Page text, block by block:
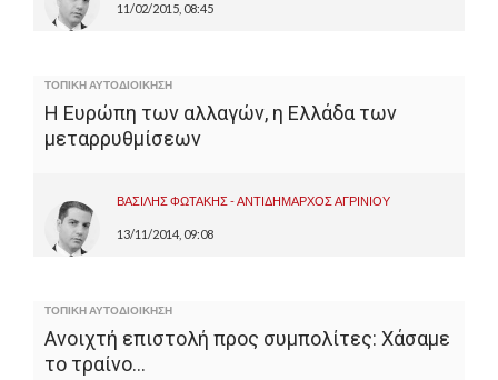
11/02/2015, 08:45
ΤΟΠΙΚΗ ΑΥΤΟΔΙΟΙΚΗΣΗ
Η Ευρώπη των αλλαγών, η Ελλάδα των
μεταρρυθμίσεων
ΒΑΣΙΛΗΣ ΦΩΤΑΚΗΣ - ΑΝΤΙΔΗΜΑΡΧΟΣ ΑΓΡΙΝΙΟΥ
13/11/2014, 09:08
ΤΟΠΙΚΗ ΑΥΤΟΔΙΟΙΚΗΣΗ
Ανοιχτή επιστολή προς συμπολίτες: Χάσαμε
το τραίνο…